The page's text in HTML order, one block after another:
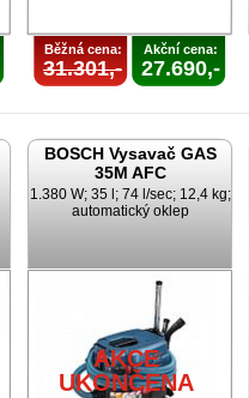
Běžná cena:
31.301,-
Akční cena:
27.690,-
BOSCH Vysavač GAS
35M AFC
1.380 W; 35 l; 74 l/sec; 12,4 kg;
automatický oklep
AKCE
UKONČENA